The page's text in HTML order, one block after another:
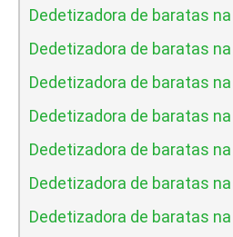
Dedetizadora de baratas
Dedetizadora de baratas
Dedetizadora de baratas
Dedetizadora de baratas
Dedetizadora de baratas
Dedetizadora de baratas
Dedetizadora de baratas